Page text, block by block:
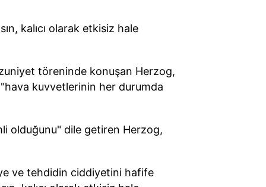
kalıcı olarak etkisiz hale
töreninde konuşan Herzog,
kuvvetlerinin her durumda
olduğunu" dile getiren Herzog,
ve tehdidin ciddiyetini hafife